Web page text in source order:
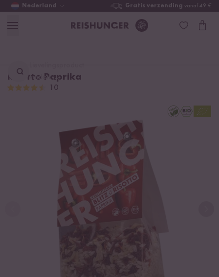
Nederland Gratis verzending vanaf 49 €
vinden ...
Risotto Paprika
10